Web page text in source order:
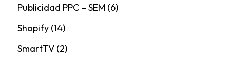
Publicidad PPC – SEM (6)
Shopify(14)
SmartTV(2)